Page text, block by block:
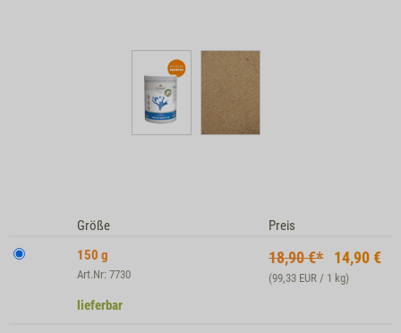
Größe
Preis
150 g
Art.Nr: 7730
18,90 €* 14,90€
(99,33 EUR / 1 kg)
lieferbar